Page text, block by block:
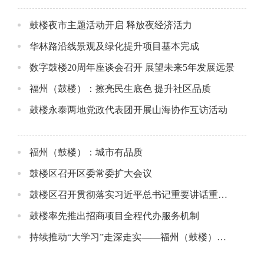
鼓楼夜市主题活动开启 释放夜经济活力
华林路沿线景观及绿化提升项目基本完成
数字鼓楼20周年座谈会召开 展望未来5年发展远景
福州（鼓楼）：擦亮民生底色 提升社区品质
鼓楼永泰两地党政代表团开展山海协作互访活动
福州（鼓楼）：城市有品质
鼓楼区召开区委常委扩大会议
鼓楼区召开贯彻落实习近平总书记重要讲话重要指示批示精神年中推进会
鼓楼率先推出招商项目全程代办服务机制
持续推动“大学习”走深走实——福州（鼓楼）深入学习《习近平谈治国理政》第三卷